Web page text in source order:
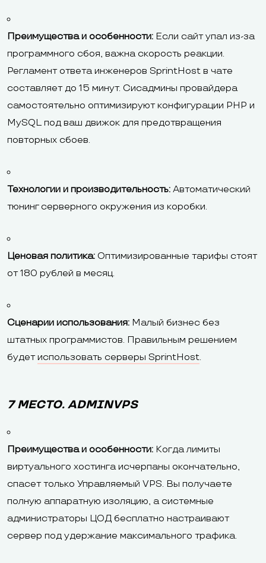
Преимущества и особенности: Если сайт упал из-за
программного сбоя, важна скорость реакции.
Регламент ответа инженеров SprintHost в чате
составляет до 15 минут. Сисадмины провайдера
самостоятельно оптимизируют конфигурации PHP и
MySQL под ваш движок для предотвращения
повторных сбоев.
Технологии и производительность: Автоматический
тюнинг серверного окружения из коробки.
Ценовая политика: Оптимизированные тарифы стоят
от 180 рублей в месяц.
Сценарии использования: Малый бизнес без
штатных программистов. Правильным решением
будетиспользовать серверы SprintHost.
7 МЕСТО. ADMINVPS
Преимущества и особенности: Когда лимиты
виртуального хостинга исчерпаны окончательно,
спасет только Управляемый VPS. Вы получаете
полную аппаратную изоляцию, а системные
администраторы ЦОД бесплатно настраивают
сервер под удержание максимального трафика.